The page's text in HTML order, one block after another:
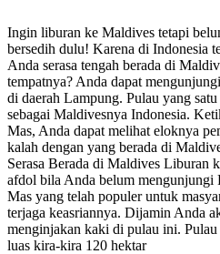
Ingin liburan ke Maldives tetapi
bersedih dulu! Karena di Indonesia
Anda serasa tengah berada di
tempatnya? Anda dapat
di daerah Lampung. Pulau yang
sebagai Maldivesnya Indonesia.
Mas, Anda dapat melihat eloknya
kalah dengan yang berada di
Serasa Berada di Maldives Liburan
afdol bila Anda belum mengunjungi
Mas yang telah populer untuk
terjaga keasriannya. Dijamin Anda
menginjakan kaki di pulau ini.
luas kira-kira 120 hektar